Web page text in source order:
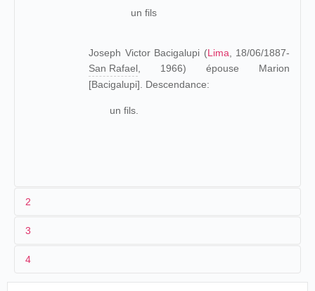
un fils
Joseph Victor Bacigalupi (Lima , 18/06/1887-
San Rafael , 1966) épouse Marion
[Bacigalupi]. Descendance:
un fils.
2
D'ascendance italienne, Peter Bacigalupi va à l'école
3
4